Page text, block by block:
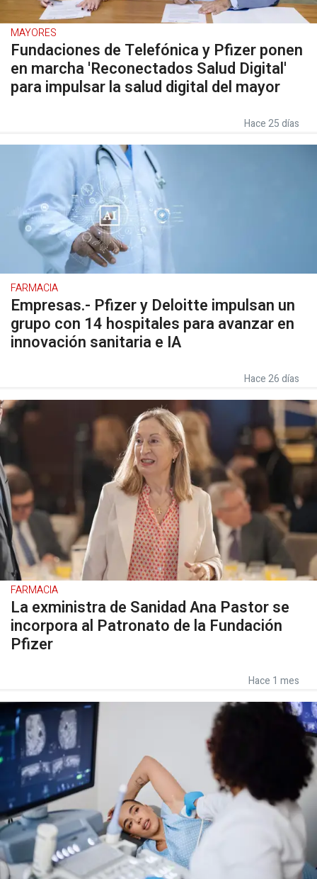
MAYORES
Fundaciones de Telefónica y Pfizer ponen
en marcha 'Reconectados Salud Digital'
para impulsar la salud digital del mayor
Hace 25 días
FARMACIA
Empresas.- Pfizer y Deloitte impulsan un
grupo con 14 hospitales para avanzar en
innovación sanitaria e IA
Hace 26 días
FARMACIA
La exministra de Sanidad Ana Pastor se
incorpora al Patronato de la Fundación
Pfizer
Hace 1 mes